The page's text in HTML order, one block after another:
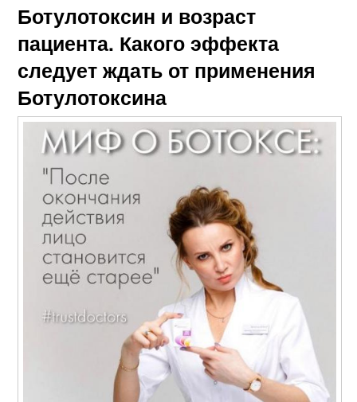
Ботулотоксин и возраст
пациента. Какого эффекта
следует ждать от применения
Ботулотоксина